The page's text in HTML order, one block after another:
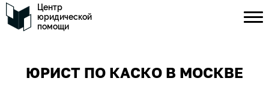
Центр
юридической
помощи
ЮРИСТ ПО КАСКО В МОСКВЕ